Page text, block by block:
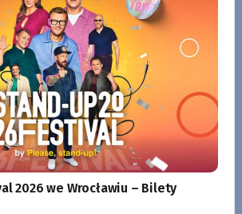
2026 we Wrocławiu – Bilety